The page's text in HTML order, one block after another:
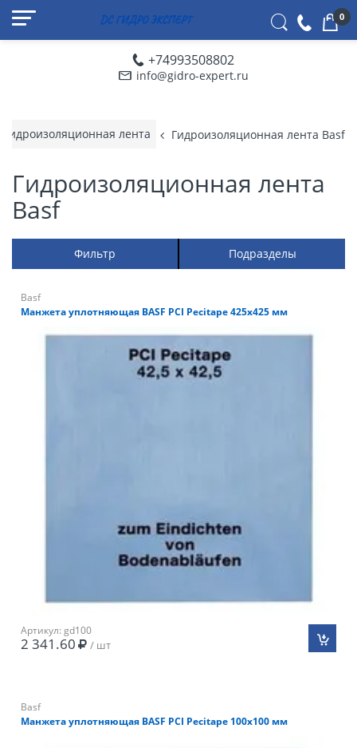
+74993508802
info@gidro-expert.ru
0
Гидроизоляционная лента Гидроизоляционная лента Basf
Гидроизоляционная лента
Basf
Фильтр Подразделы
Basf
Манжета уплотняющая BASF PCI Pecitape 425х425 мм
Артикул: gd100
2 341.60 / шт
Basf
Манжета уплотняющая BASF PCI Pecitape 100х100 мм